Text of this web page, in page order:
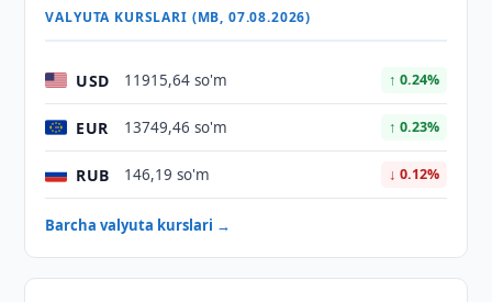
VALYUTA KURSLARI (MB, 07.08.2026)
USD 11915,64 so'm ↑ 0.24%
EUR 13749,46 so'm ↑ 0.23%
RUB 146,19 so'm ↓ 0.12%
Barcha valyuta kurslari →